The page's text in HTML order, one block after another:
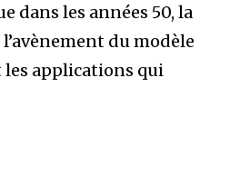
dans les années 50, la
du modèle
les applications qui